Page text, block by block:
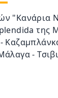
"Κανάρια
της
-